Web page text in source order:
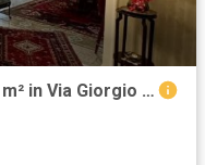
Appartamento in vendita di 165 m² in Via Giorgio Gemmellaro, 76